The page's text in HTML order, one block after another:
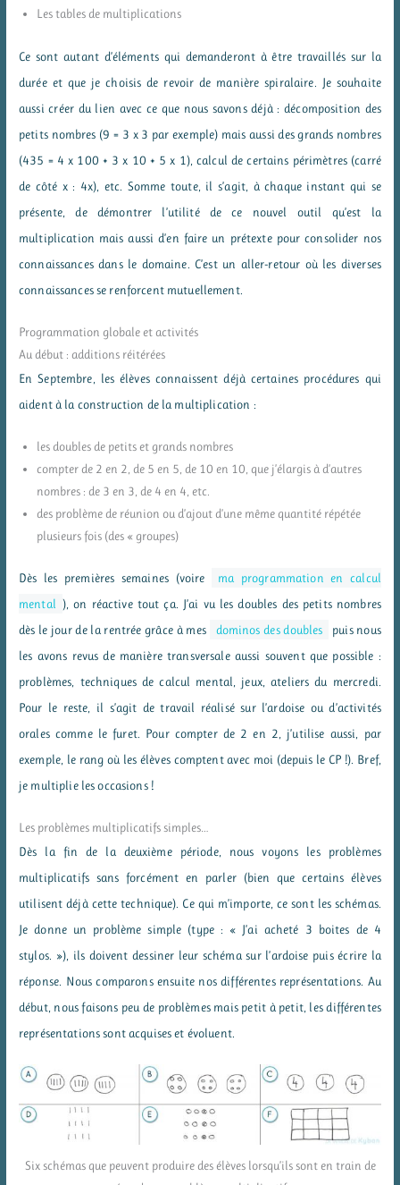
Les tables de multiplications
Ce sont autant d’éléments qui demanderont à être travaillés sur la
durée et que je choisis de revoir de manière spiralaire. Je souhaite
aussi créer du lien avec ce que nous savons déjà : décomposition des
petits nombres (9 = 3 x 3 par exemple) mais aussi des grands nombres
(435 = 4 x 100 + 3 x 10 + 5 x 1), calcul de certains périmètres (carré
de côté x : 4x), etc. Somme toute, il s’agit, à chaque instant qui se
présente, de démontrer l’utilité de ce nouvel outil qu’est la
multiplication mais aussi d’en faire un prétexte pour consolider nos
connaissances dans le domaine. C’est un aller-retour où les diverses
connaissances se renforcent mutuellement.
Programmation globale et activités
Au début : additions réitérées
En Septembre, les élèves connaissent déjà certaines procédures qui
aident à la construction de la multiplication :
les doubles de petits et grands nombres
compter de 2 en 2, de 5 en 5, de 10 en 10, que j’élargis à d’autres
nombres : de 3 en 3, de 4 en 4, etc.
des problème de réunion ou d’ajout d’une même quantité répétée
plusieurs fois (des « groupes)
Dès les premières semaines (voire
ma programmation en calcul
mental ), on réactive tout ça. J’ai vu les doubles des petits nombres
dès le jour de la rentrée grâce à mes
dominos des doubles
puis nous
les avons revus de manière transversale aussi souvent que possible :
problèmes, techniques de calcul mental, jeux, ateliers du mercredi.
Pour le reste, il s’agit de travail réalisé sur l’ardoise ou d’activités
orales comme le furet. Pour compter de 2 en 2, j’utilise aussi, par
exemple, le rang où les élèves comptent avec moi (depuis le CP !). Bref,
je multiplie les occasions !
Les problèmes multiplicatifs simples…
Dès la fin de la deuxième période, nous voyons les problèmes
multiplicatifs sans forcément en parler (bien que certains élèves
utilisent déjà cette technique). Ce qui m’importe, ce sont les schémas.
Je donne un problème simple (type : « J’ai acheté 3 boites de 4
stylos. »), ils doivent dessiner leur schéma sur l’ardoise puis écrire la
réponse. Nous comparons ensuite nos différentes représentations. Au
début, nous faisons peu de problèmes mais petit à petit, les différentes
représentations sont acquises et évoluent.
Six schémas que peuvent produire des élèves lorsqu’ils sont en train de